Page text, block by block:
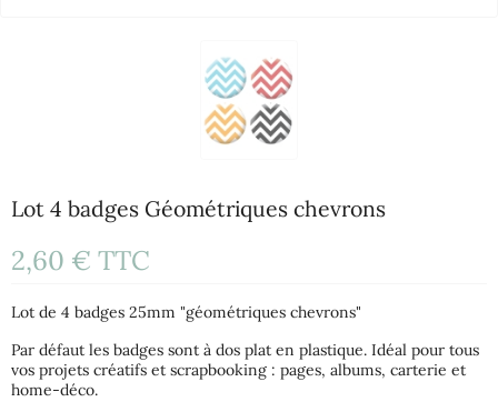
Lot 4 badges Géométriques chevrons
2,60 € TTC
Lot de 4 badges 25mm "géométriques chevrons"
Par défaut les badges sont à dos plat en plastique. Idéal pour tous
vos projets créatifs et scrapbooking : pages, albums, carterie et
home-déco.